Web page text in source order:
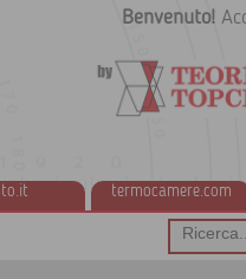
termocamere.com
Benvenuto!